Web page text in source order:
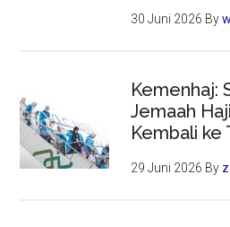
30 Juni 2026 By
Kemenhaj:
Jemaah
Kembali ke
29 Juni 2026 By